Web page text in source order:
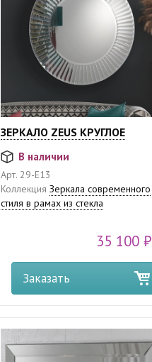
ЗЕРКАЛО ZEUS КРУГЛОЕ
В наличии
Арт.29-E13
Коллекция Зеркала современного
стиля в рамах из стекла
35 100 ₽
Заказать